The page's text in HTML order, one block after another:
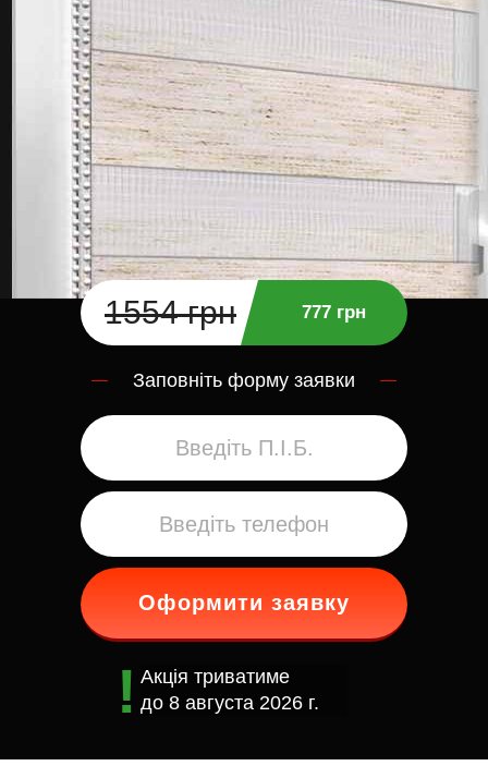
1554 грн 777 грн
Заповніть форму заявки
Оформити заявку
Акція триватиме
до 8 августа 2026 г.